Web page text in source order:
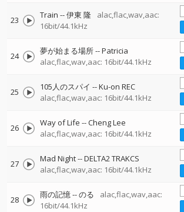
23 Train --伊東 隆
alac,flac,wav,aac:
16bit/44.1kHz
24 夢が始まる場所--Patricia
alac,flac,wav,aac: 16bit/44.1kHz
25 105人のスパイ --Ku-on REC
alac,flac,wav,aac: 16bit/44.1kHz
26 Way of Life --Cheng Lee
alac,flac,wav,aac: 16bit/44.1kHz
27 Mad Night--DELTA2 TRAKCS
alac,flac,wav,aac: 16bit/44.1kHz
28 雨の記憶--のる
alac,flac,wav,aac:
16bit/44.1kHz